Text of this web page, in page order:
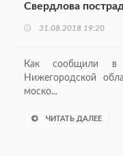
Свердлова
31.08.2018 19:20
Как сообщили в
Нижегородской
моско...
ЧИТАТЬ ДАЛЕЕ